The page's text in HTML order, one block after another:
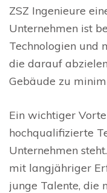
ZSZ Ingenieure
Unternehmen ist
Technologien und
die darauf
Gebäude zu
Ein wichtiger
hochqualifizierte
Unternehmen
mit langjähriger
junge Talente, die